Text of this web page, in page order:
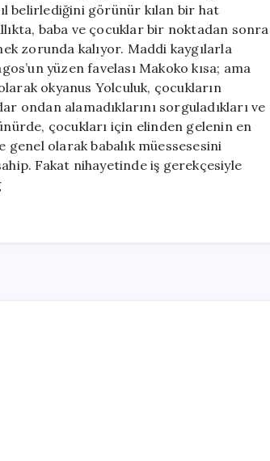
belirlediğini görünür kılan bir hat
baba ve çocuklar bir noktadan sonra
zorunda kalıyor. Maddi kaygılarla
yüzen favelası Makoko kısa; ama
okyanus Yolculuk, çocukların
ondan alamadıklarını sorguladıkları ve
çocukları için elinden gelenin en
genel olarak babalık müessesesini
Fakat nihayetinde iş gerekçesiyle